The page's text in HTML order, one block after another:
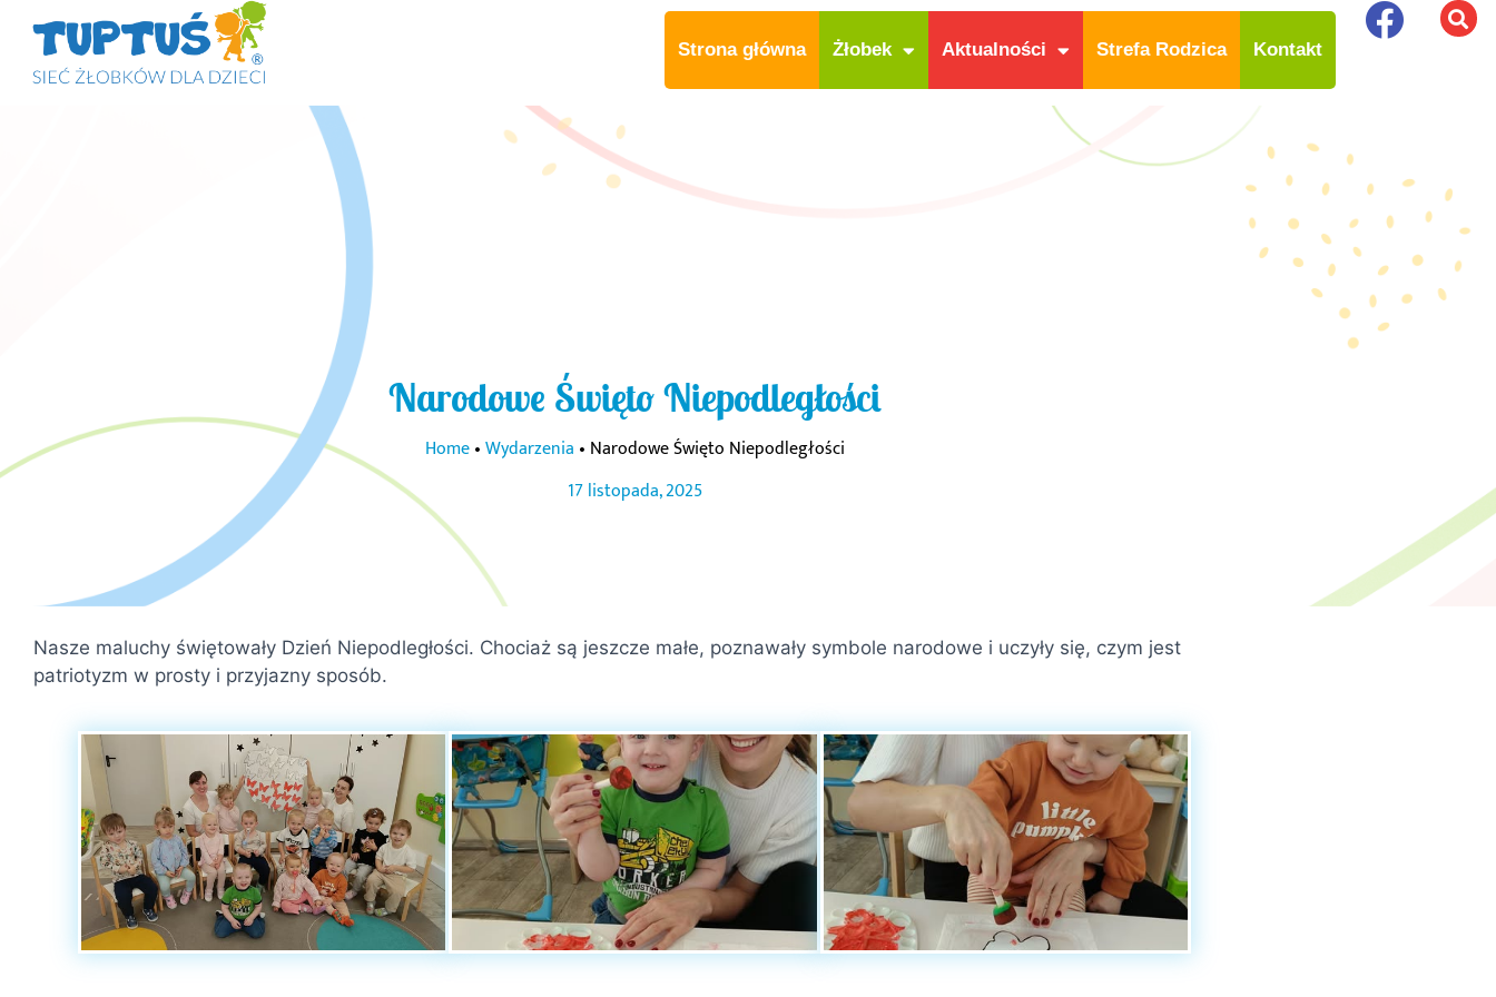
Strona główna Żłobek Aktualności Strefa Rodzica Kontakt
Narodowe Święto Niepodległości
Home•Wydarzenia • Narodowe Święto Niepodległości
17 listopada, 2025
Nasze maluchy świętowały Dzień Niepodległości. Chociaż są jeszcze małe, poznawały symbole narodowe i uczyły się, czym jest
patriotyzm w prosty i przyjazny sposób.